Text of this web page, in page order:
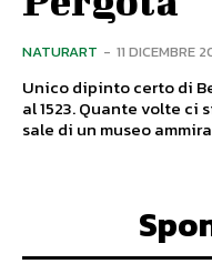
NATURART - 11 DICEMBRE
Unico dipinto certo di
al 1523. Quante volte ci siamo trovati a passeggiare per le
sale di un museo